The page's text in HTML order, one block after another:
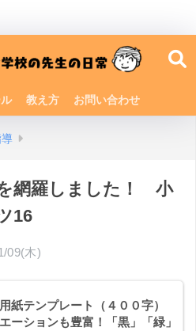
教え方 お問い合わせ
網羅しました！ 小
16
09(木)
紙テンプレート（４００字）
ーションも豊富！「黒」「緑」